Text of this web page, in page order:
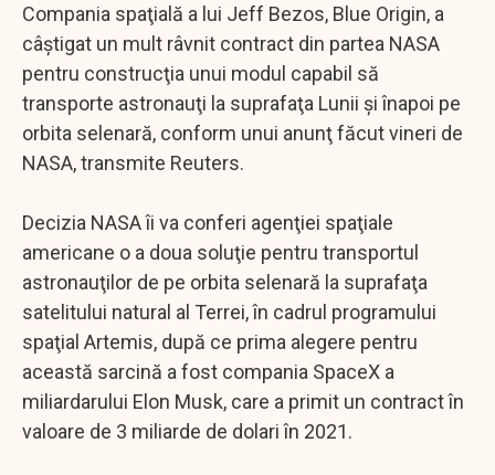
Compania spaţială a lui Jeff Bezos, Blue Origin, a
câştigat un mult râvnit contract din partea NASA
pentru construcţia unui modul capabil să
transporte astronauţi la suprafaţa Lunii şi înapoi pe
orbita selenară, conform unui anunţ făcut vineri de
NASA, transmite Reuters.
Decizia NASA îi va conferi agenţiei spaţiale
americane o a doua soluţie pentru transportul
astronauţilor de pe orbita selenară la suprafaţa
satelitului natural al Terrei, în cadrul programului
spaţial Artemis, după ce prima alegere pentru
această sarcină a fost compania SpaceX a
miliardarului Elon Musk, care a primit un contract în
valoare de 3 miliarde de dolari în 2021.